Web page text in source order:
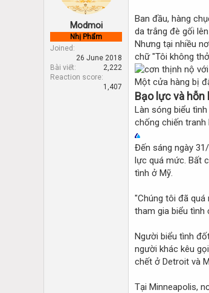
t
r
a
e
Modmoi
Nhị Phẩm
Joined
26 June 2018
Bài viết
2,222
Reaction score
1,407
Ban đầu, hàng
da trắng đè gối
Nhưng tại nhiều
chữ "Tôi không
Một cửa hàng bị
Bạo lực và hỗn
Làn sóng biểu
chống chiến tranh
Đến sáng ngày
lực quá mức. Bất
tình ở Mỹ.
"Chúng tôi đã
tham gia biểu tình
Người biểu tình
người khác kêu
chết ở Detroit và
Tại Minneapolis,